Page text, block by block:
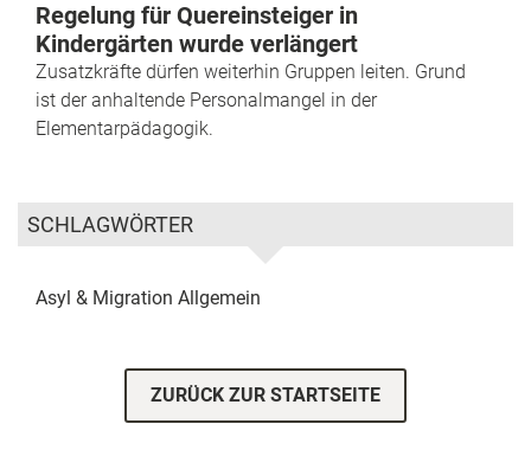
Regelung für Quereinsteiger in
Kindergärten wurde verlängert
Zusatzkräfte dürfen weiterhin Gruppen leiten. Grund
ist der anhaltende Personalmangel in der
Elementarpädagogik.
SCHLAGWÖRTER
Asyl & Migration Allgemein
ZURÜCK ZUR STARTSEITE